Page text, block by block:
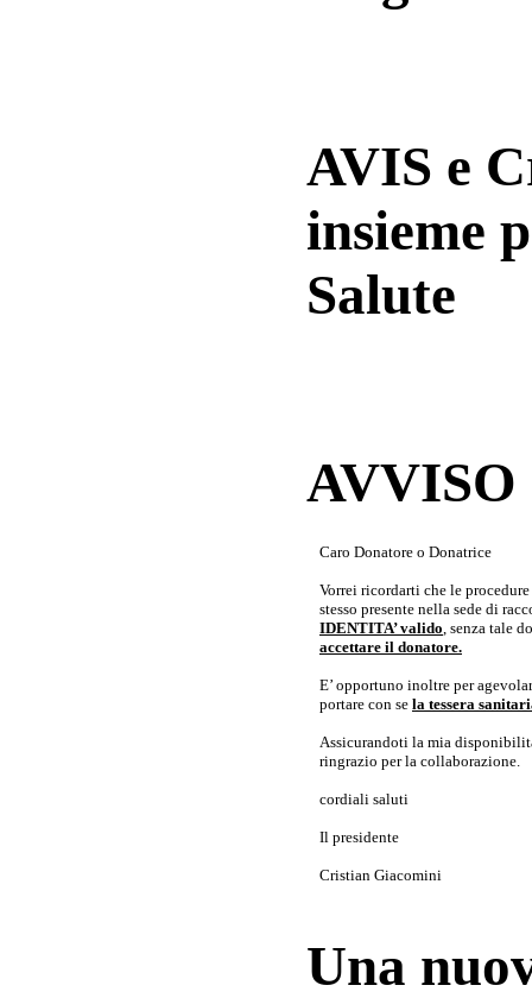
AVIS e
insieme
Salute
Caro Donatore o Donatrice
Vorrei ricordarti che le
stesso presente nella sede di
IDENTITA’ valido, senza tale
accettare il donatore.
E’ opportuno inoltre per
portare con se la tessera
Assicurandoti la mia
ringrazio per la collaborazione.
cordiali saluti
Il presidente
Cristian Giacomini
Una